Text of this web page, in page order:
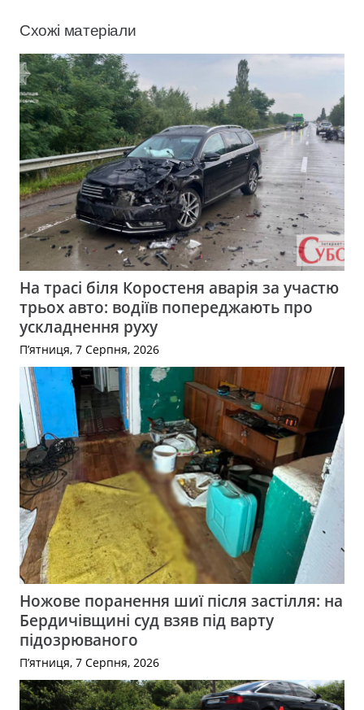
Схожі матеріали
На трасі біля Коростеня аварія за участю
трьох авто: водіїв попереджають про
ускладнення руху
П’ятниця, 7 Серпня, 2026
Ножове поранення шиї після застілля: на
Бердичівщині суд взяв під варту
підозрюваного
П’ятниця, 7 Серпня, 2026